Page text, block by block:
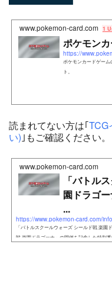
www.pokemon-card.com 1
ポケモン
https://
ポケモンカードゲーム
ト。
読まれてない方は｢TCG
い) ｣もご確認ください。
www.pokemon-card.com
「バトル
園ドラゴ
...
https://www.pokemon-card.com/
「バトルスクールウォーズ シールド戦 楽園
戦 楽園ドラゴーナ」の開催を記念した特別